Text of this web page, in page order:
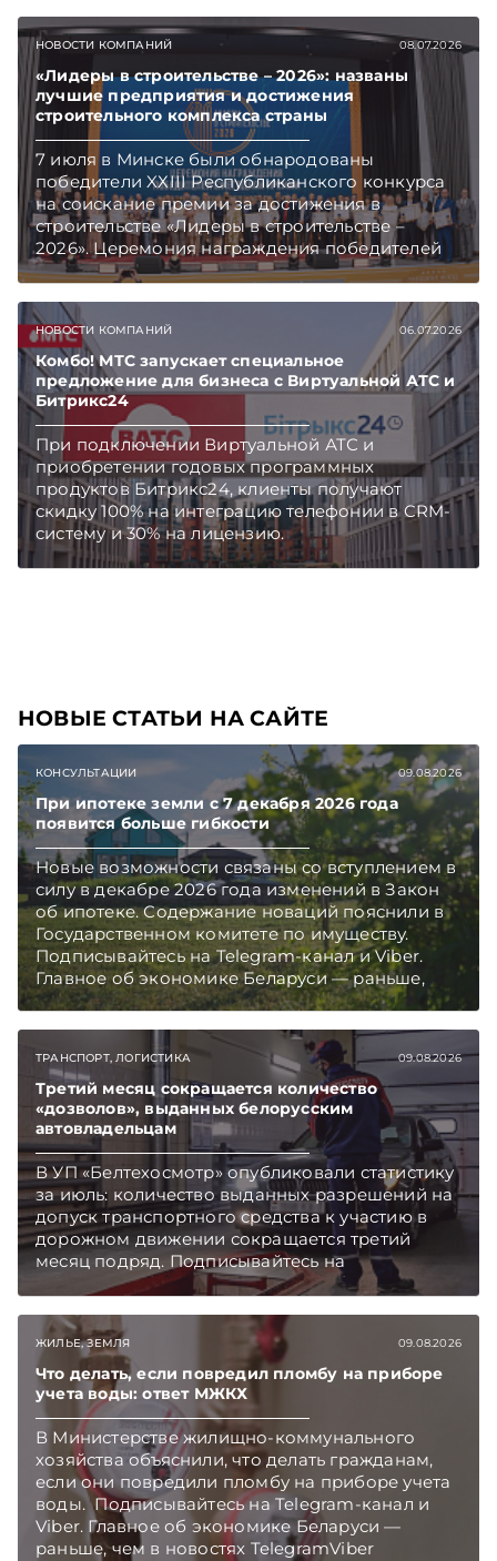
мастер-классы в детскую деревню «Истоки».
НОВОСТИ КОМПАНИЙ 08.07.2026
«Лидеры в строительстве – 2026»: названы
лучшие предприятия и достижения
строительного комплекса страны
7 июля в Минске были обнародованы
победители XХIII Республиканского конкурса
на соискание премии за достижения в
строительстве «Лидеры в строительстве –
2026». Церемония награждения победителей
состоялась в столичном «Президент Отеле».
номинациях.
НОВОСТИ КОМПАНИЙ 06.07.2026
Комбо! МТС запускает специальное
предложение для бизнеса с Виртуальной АТС и
Битрикс24
При подключении Виртуальной АТС и
приобретении годовых программных
продуктов Битрикс24, клиенты получают
скидку 100% на интеграцию телефонии в CRM-
систему и 30% на лицензию.
НОВЫЕ СТАТЬИ НА САЙТЕ
КОНСУЛЬТАЦИИ 09.08.2026
При ипотеке земли с 7 декабря 2026 года
появится больше гибкости
Новые возможности связаны со вступлением в
силу в декабре 2026 года изменений в Закон
об ипотеке. Содержание новаций пояснили в
Государственном комитете по имуществу.
Подписывайтесь на Telegram‑канал и Viber.
Главное об экономике Беларуси — раньше,
чем в новостях TelegramViber
ТРАНСПОРТ, ЛОГИСТИКА 09.08.2026
Третий месяц сокращается количество
«дозволов», выданных белорусским
автовладельцам
В УП «Белтехосмотр» опубликовали статистику
за июль: количество выданных разрешений на
допуск транспортного средства к участию в
дорожном движении сокращается третий
месяц подряд. Подписывайтесь на
Telegram‑канал и Viber. Главное об экономике
TelegramViber
ЖИЛЬЕ, ЗЕМЛЯ 09.08.2026
Что делать, если повредил пломбу на приборе
учета воды: ответ МЖКХ
В Министерстве жилищно-коммунального
хозяйства объяснили, что делать гражданам,
если они повредили пломбу на приборе учета
воды. Подписывайтесь на Telegram‑канал и
Viber. Главное об экономике Беларуси —
раньше, чем в новостях TelegramViber